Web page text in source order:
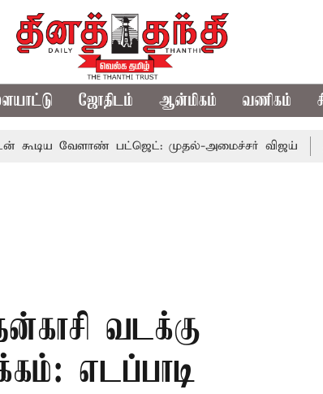
ஜோதிடம் ஆன்மிகம் வணிகம்
வேளாண் பட்ஜெட்: முதல்-அமைச்சர் விஜய் தமிழக
வடக்கு
எடப்பாடி